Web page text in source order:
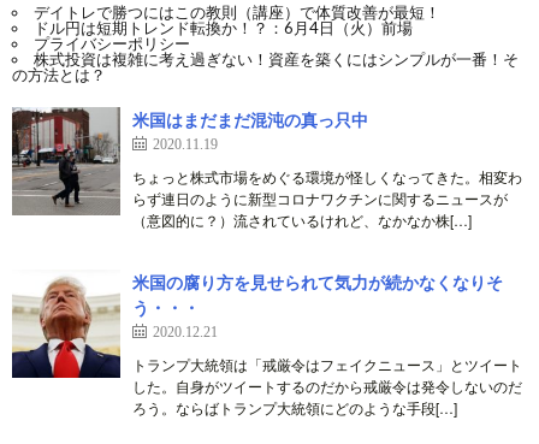
デイトレで勝つにはこの教則（講座）で体質改善が最短！
ドル円は短期トレンド転換か！？：6月4日（火）前場
プライバシーポリシー
株式投資は複雑に考え過ぎない！資産を築くにはシンプルが一番！そ
の方法とは？
米国はまだまだ混沌の真っ只中
2020.11.19
ちょっと株式市場をめぐる環境が怪しくなってきた。相変わ
らず連日のように新型コロナワクチンに関するニュースが
（意図的に？）流されているけれど、なかなか株[…]
米国の腐り方を見せられて気力が続かなくなりそ
う・・・
2020.12.21
トランプ大統領は「戒厳令はフェイクニュース」とツイート
した。自身がツイートするのだから戒厳令は発令しないのだ
ろう。ならばトランプ大統領にどのような手段[…]